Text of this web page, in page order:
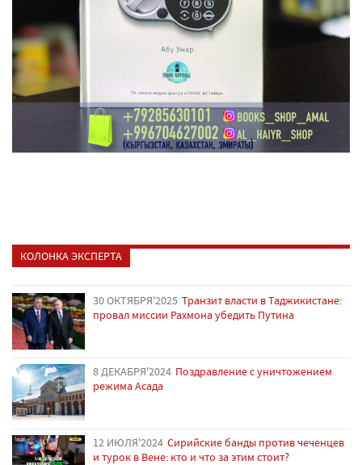
КОЛОНКА ЭКСПЕРТА
30 ОКТЯБРЯ'2025 Транзит власти в Таджикистане:
провал миссии Рахмона убедить Путина
8 ДЕКАБРЯ'2024 Поздравление с уничтожением
режима Асада
12 ИЮЛЯ'2024 Сирийские банды против чеченцев
и турок в Вене: кто и что за этим стоит?